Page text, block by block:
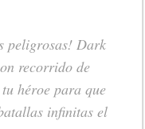
peligrosas! Dark
recorrido de
héroe para que
infinitas el